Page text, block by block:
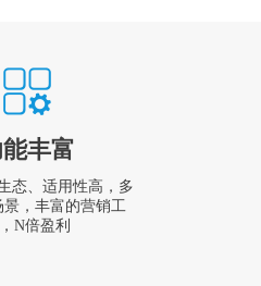
丰富
态、适用性高，多
景，丰富的营销工
N倍盈利